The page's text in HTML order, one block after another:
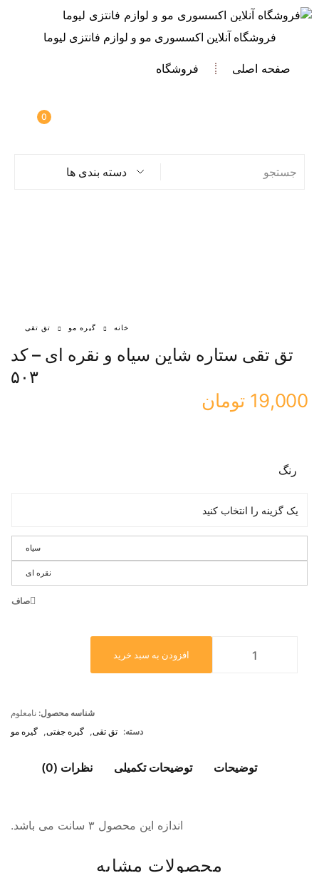
فروشگاه آنلاین اکسسوری مو و لوازم فانتزی لیوما
صفحه اصلی فروشگاه
0
دسته بندی ها
خانه گیره مو تق تقی
تق تقی ستاره شاین سیاه و نقره ای – کد
۵۰۳
19,000 تومان
رنگ
سیاه
نقره ای
صاف
افزودن به سبد خرید
شناسه محصول: نامعلوم
دسته: تق تقی گیره جفتی گیره مو
توضیحات توضیحات تکمیلی نظرات (0)
اندازه این محصول ۳ سانت می باشد.
محصولات مشابه